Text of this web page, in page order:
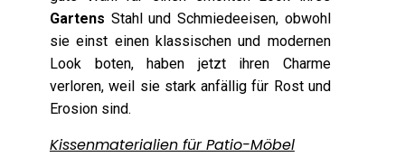
Gartens Stahl und Schmiedeeisen, obwohl
sie einst einen klassischen und modernen
Look boten, haben jetzt ihren Charme
verloren, weil sie stark anfällig für Rost und
Erosion sind.
Kissenmaterialien für Patio-Möbel